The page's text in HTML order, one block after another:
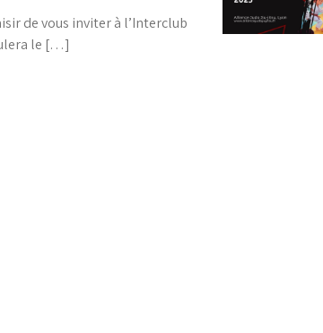
de vous inviter à l’Interclub
le […]